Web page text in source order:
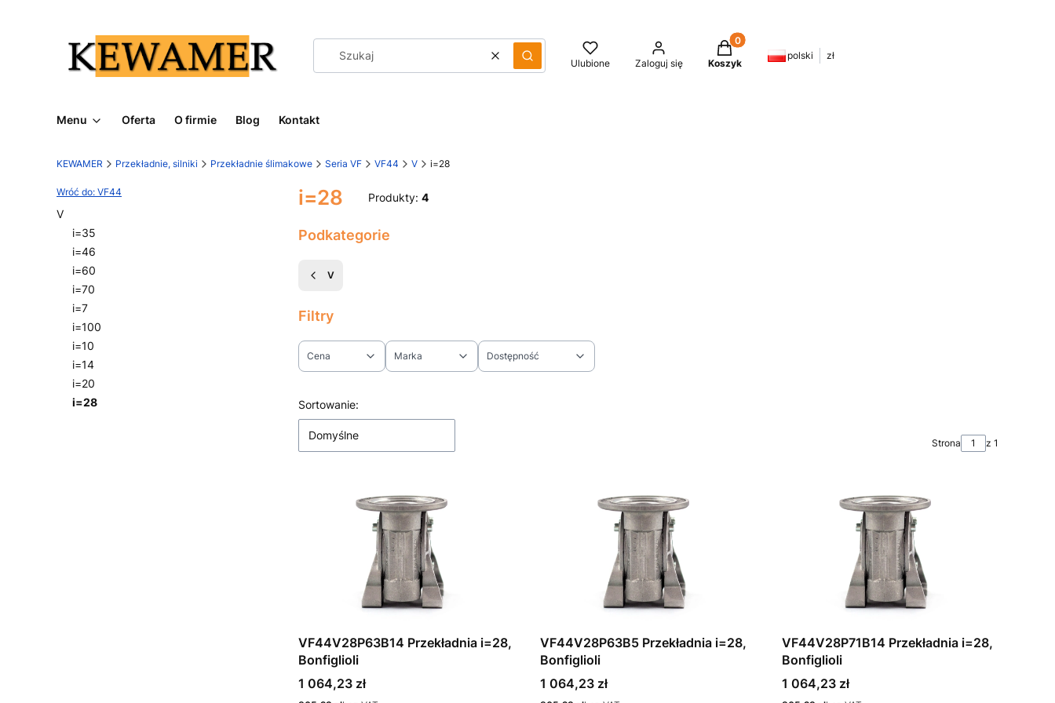
WyczyśćSzukaj Ulubione Zaloguj się
Produkty w koszyku: 0. Zobacz szczegóły
Koszyk
polski zł
Menu Oferta O firmie Blog Kontakt
KEWAMER Przekładnie, silniki Przekładnie ślimakowe Seria VF VF44 V i=28
Wróć do: VF44
V
i=35
i=46
i=60
i=70
i=7
i=100
i=10
i=14
i=20
i=28
i=28 Produkty: 4
Podkategorie
V
Filtry
Cena Marka Dostępność
Lista produktów
Sortowanie:
Domyślne
Strona z 1
VF44V28P63B14 Przekładnia i=28,
Bonfiglioli
Cena
1 064,23 zł
VF44V28P63B5 Przekładnia i=28,
Bonfiglioli
Cena
1 064,23 zł
VF44V28P71B14 Przekładnia i=28,
Bonfiglioli
Cena
1 064,23 zł